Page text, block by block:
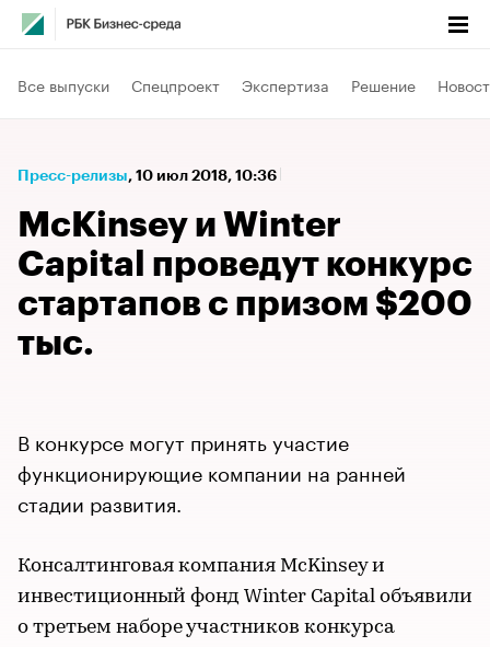
Все выпуски Спецпроект Экспертиза Решение
Пресс-релизы⁠, 10 июл 2018, 10:36
McKinsey и Winter
Capital проведут конкурс
стартапов с призом $200
тыс.
В конкурсе могут принять участие
функционирующие компании на ранней
стадии развития.
Консалтинговая компания McKinsey и
инвестиционный фонд Winter Capital объявили
о третьем наборе участников конкурса